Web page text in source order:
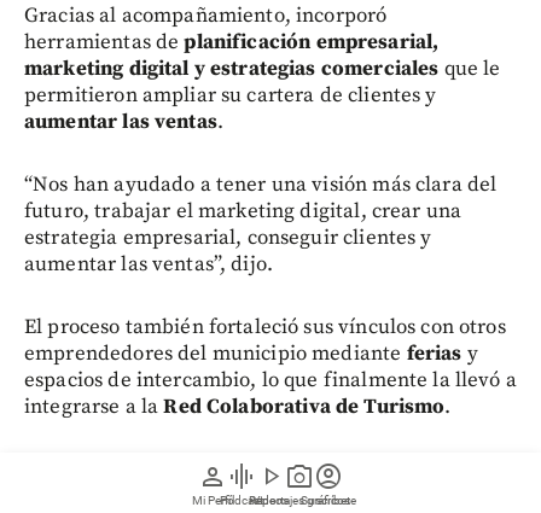
person
Mi Perfil
graphic_eq
Pódcast
play_arrow
Videos
photo_camera
Reportajes gráficos
account_circle
Suscríbete
Gracias al acompañamiento, incorporó
herramientas deplanificación empresarial,
marketing digital y estrategias comerciales que le
permitieron ampliar su cartera de clientes y
aumentar las ventas.
“Nos han ayudado a tener una visión más clara del
futuro, trabajar el marketing digital, crear una
estrategia empresarial, conseguir clientes y
aumentar las ventas”, dijo.
El proceso también fortaleció sus vínculos con otros
emprendedores del municipio mediante ferias y
espacios de intercambio, lo que finalmente la llevó a
integrarse a laRed Colaborativa de Turismo.
Actualmente, las metas de Imbana van más allá del
mercado local. Según García, el objetivo es